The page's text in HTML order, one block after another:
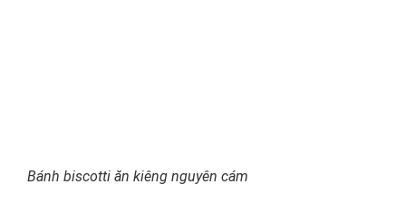
Bánh biscotti ăn kiêng nguyên cám